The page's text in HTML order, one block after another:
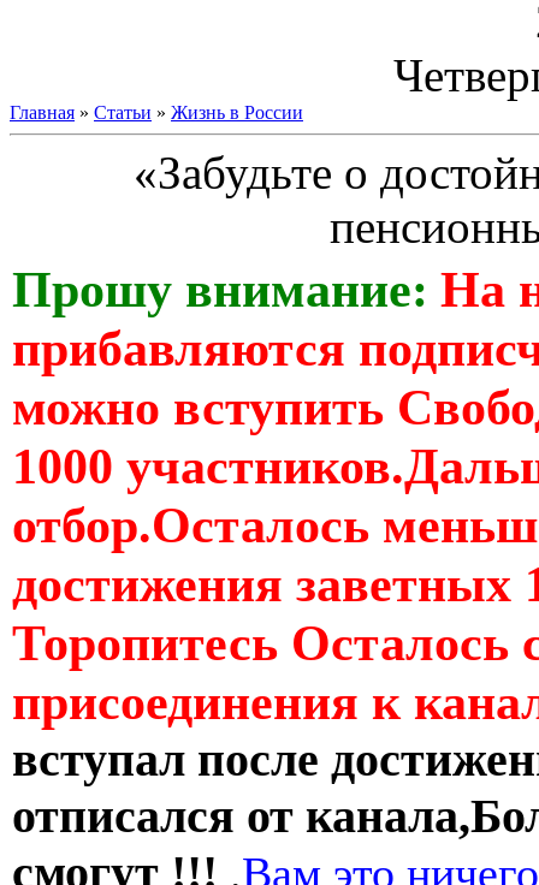
Главная » Статьи » Жизнь в России
«Забудьте о
Прошу внимание: На
прибавляются
можно вступить
1000
отбор.Осталось
достижения заветных
Торопитесь Осталось
присоединения к
вступал после
отписался от
смогут !!! .Вам это